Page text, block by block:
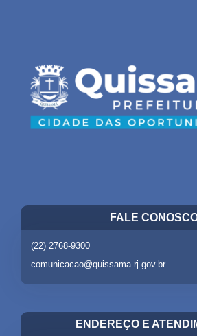
FALE
(22) 2768-9300
comunicacao@quissama.rj.gov.br
ENDEREÇO E